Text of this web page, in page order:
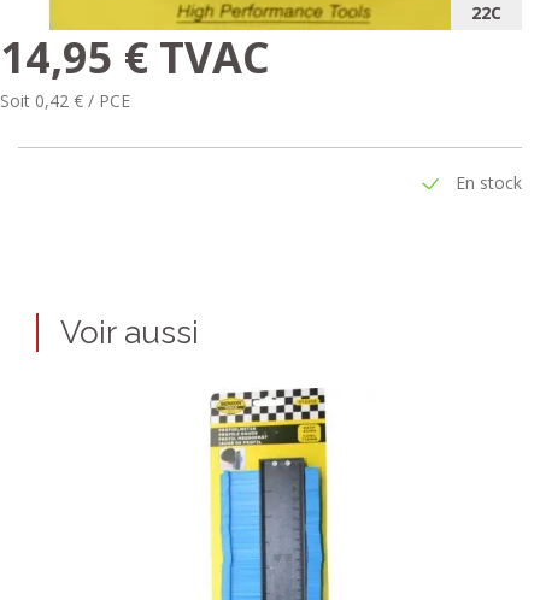
22C
14,95 € TVAC
Soit 0,42 € / PCE
En stock
Voir aussi